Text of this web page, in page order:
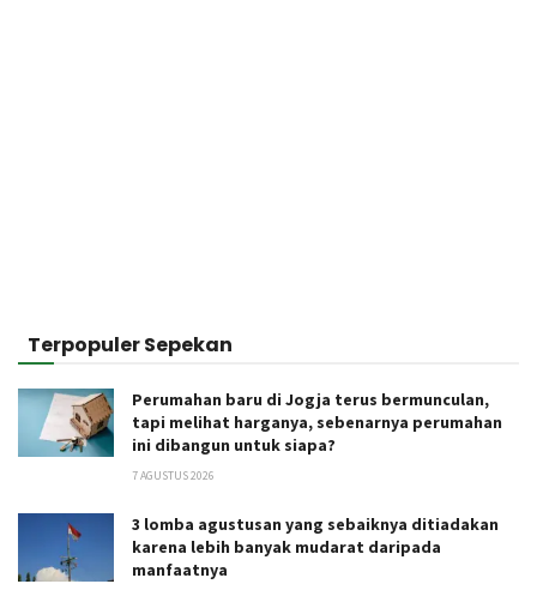
Terpopuler Sepekan
Perumahan baru di Jogja terus bermunculan,
tapi melihat harganya, sebenarnya perumahan
ini dibangun untuk siapa?
7 AGUSTUS 2026
3 lomba agustusan yang sebaiknya ditiadakan
karena lebih banyak mudarat daripada
manfaatnya